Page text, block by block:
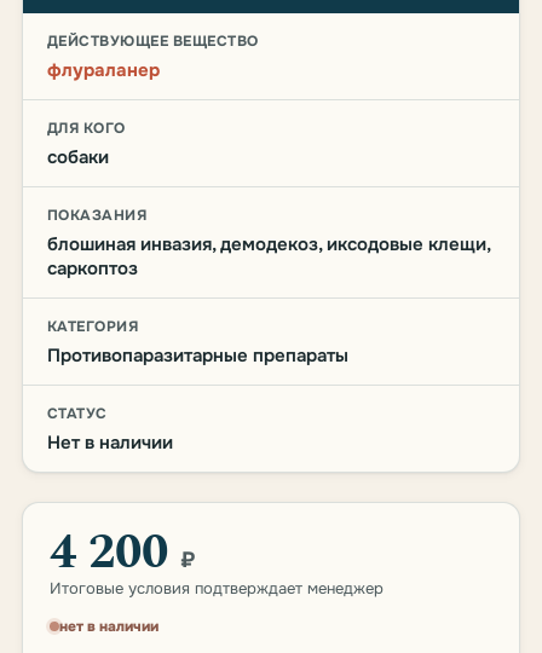
ДЕЙСТВУЮЩЕЕ ВЕЩЕСТВО
флураланер
ДЛЯ КОГО
собаки
ПОКАЗАНИЯ
блошиная инвазия, демодекоз, иксодовые клещи,
саркоптоз
КАТЕГОРИЯ
Противопаразитарные препараты
СТАТУС
Нет в наличии
4 200 ₽
Итоговые условия подтверждает менеджер
нет в наличии